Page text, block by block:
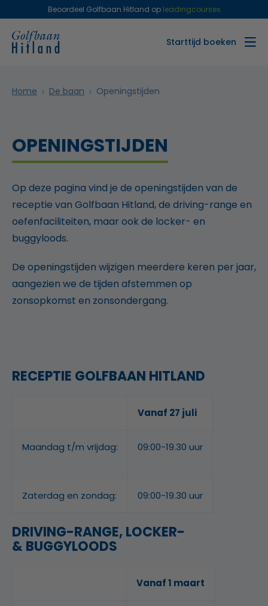
Beoordeel Golfbaan Hitland op leadingcourses
Starttijd boeken
Home De baan Openingstijden
OPENINGSTIJDEN
Op deze pagina vind je de openingstijden van de
receptie van Golfbaan Hitland, de driving-range en
oefenfaciliteiten, maar ook de locker- en
buggyloods.
De openingstijden wijzigen meerdere keren per jaar,
aangezien we de tijden afstemmen op
zonsopkomst en zonsondergang.
RECEPTIE GOLFBAAN HITLAND
Vanaf 27 juli
Maandag t/m vrijdag: 09:00-19.30 uur
Zaterdag en zondag: 09:00-19.30 uur
DRIVING-RANGE, LOCKER-
& BUGGYLOODS
Vanaf 1 maart